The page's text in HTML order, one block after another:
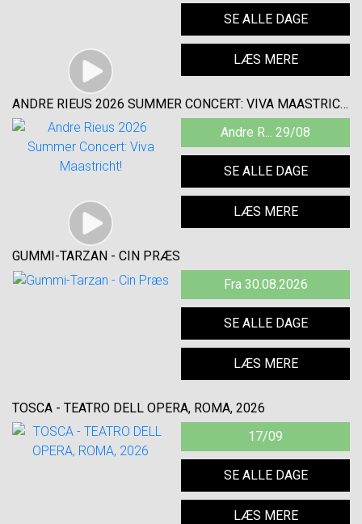
SE ALLE DAGE
LÆS MERE
ANDRE RIEUS 2026 SUMMER CONCERT: VIVA MAASTRICHT!
Andre R... 29/08
SE ALLE DAGE
LÆS MERE
GUMMI-TARZAN - CIN PRÆS
Fra 30.08.2026
SE ALLE DAGE
LÆS MERE
TOSCA - TEATRO DELL OPERA, ROMA, 2026
17/09
SE ALLE DAGE
LÆS MERE